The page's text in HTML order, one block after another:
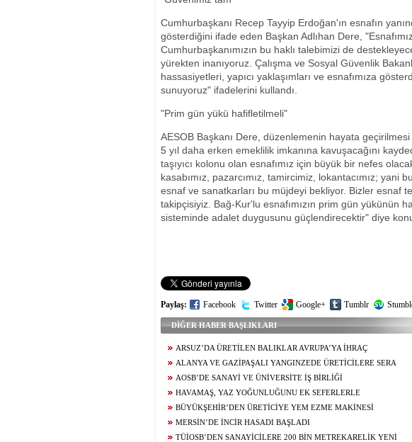
Cumhurbaşkanı Recep Tayyip Erdoğan'ın esnafın
gösterdiğini ifade eden Başkan Adlıhan Dere,
Cumhurbaşkanımızın bu haklı talebimizi de
yürekten inanıyoruz. Çalışma ve Sosyal Güvenlik
hassasiyetleri, yapıcı yaklaşımları ve esnafımıza
sunuyoruz" ifadelerini kullandı.
"Prim gün yükü hafifletilmeli"
AESOB Başkanı Dere, düzenlemenin hayata
5 yıl daha erken emeklilik imkanına kavuşacağını
taşıyıcı kolonu olan esnafımız için büyük bir nefes
kasabımız, pazarcımız, tamircimiz, lokantacımız; yani
esnaf ve sanatkarları bu müjdeyi bekliyor. Bizler esnaf
takipçisiyiz. Bağ-Kur'lu esnafımızın prim gün yükünün
sisteminde adalet duygusunu güçlendirecektir" diye
Paylaş: Facebook Twitter Google+ Tumblr
DİĞER HABER BAŞLIKLARI
ARSUZ’DA ÜRETİLEN BALIKLAR AVRUPA’YA İHRAÇ
EDİLİYOR
ALANYA VE GAZİPAŞALI YANGINZEDE ÜRETİCİLERE SERA
NAYLONU DESTEĞİ
AOSB’DE SANAYİ VE ÜNİVERSİTE İŞ BİRLİĞİ
HAVAMAŞ, YAZ YOĞUNLUĞUNU EK SEFERLERLE
KARŞILIYOR
BÜYÜKŞEHİR’DEN ÜRETİCİYE YEM EZME MAKİNESİ
DESTEĞİ
MERSİN’DE İNCİR HASADI BAŞLADI
TÜİOSB’DEN SANAYİCİLERE 200 BİN METREKARELİK YENİ